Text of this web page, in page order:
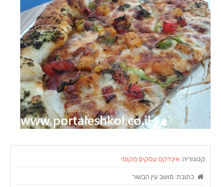
קטגוריה:אינדקס עסקים מקומי
כתובת: ‏מושב עין הבשור